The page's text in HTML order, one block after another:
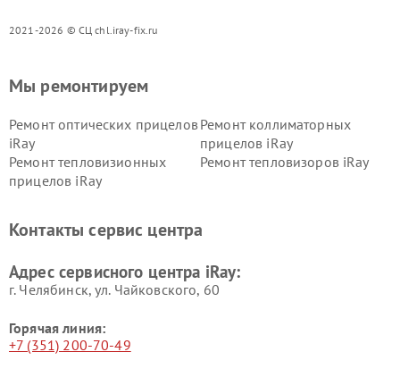
2021-2026 © СЦ chl.iray-fix.ru
Мы ремонтируем
Ремонт оптических прицелов
iRay
Ремонт коллиматорных
прицелов iRay
Ремонт тепловизионных
прицелов iRay
Ремонт тепловизоров iRay
Контакты сервис центра
Адрес сервисного центра iRay:
г. Челябинск, ул. Чайковского, 60
Горячая линия:
+7 (351) 200-70-49